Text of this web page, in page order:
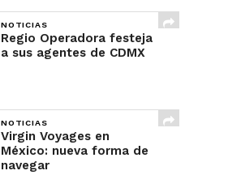
NOTICIAS
Regio Operadora festeja
a sus agentes de CDMX
NOTICIAS
Virgin Voyages en
México: nueva forma de
navegar